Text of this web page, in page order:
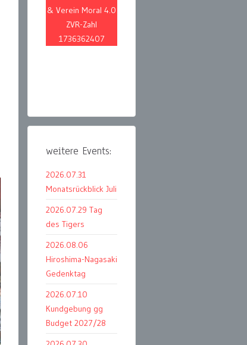
& Verein Moral 4.0
ZVR-Zahl
1736362407
weitere Events:
2026.07.31
Monatsrückblick Juli
2026.07.29 Tag
des Tigers
2026.08.06
Hiroshima-Nagasaki
Gedenktag
2026.07.10
Kundgebung gg
Budget 2027/28